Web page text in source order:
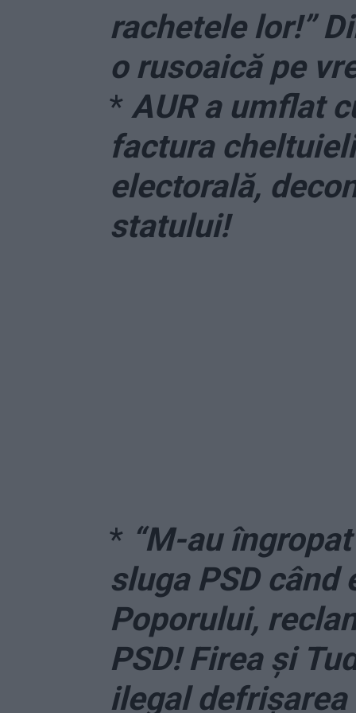
rachetele lor!”
o rusoaică pe
* AUR a umflat
factura
electorală,
statului!
* “M-au
sluga PSD când
Poporului,
PSD! Firea și
ilegal